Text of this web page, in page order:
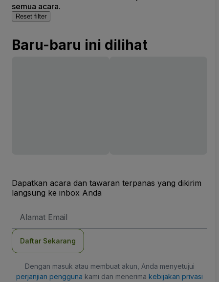
semua acara.
Reset filter
Baru-baru ini dilihat
Dapatkan acara dan tawaran terpanas yang dikirim
langsung ke inbox Anda
Email
Daftar Sekarang
Dengan masuk atau membuat akun, Anda menyetujui
perjanjian pengguna kami dan menerima kebijakan privasi